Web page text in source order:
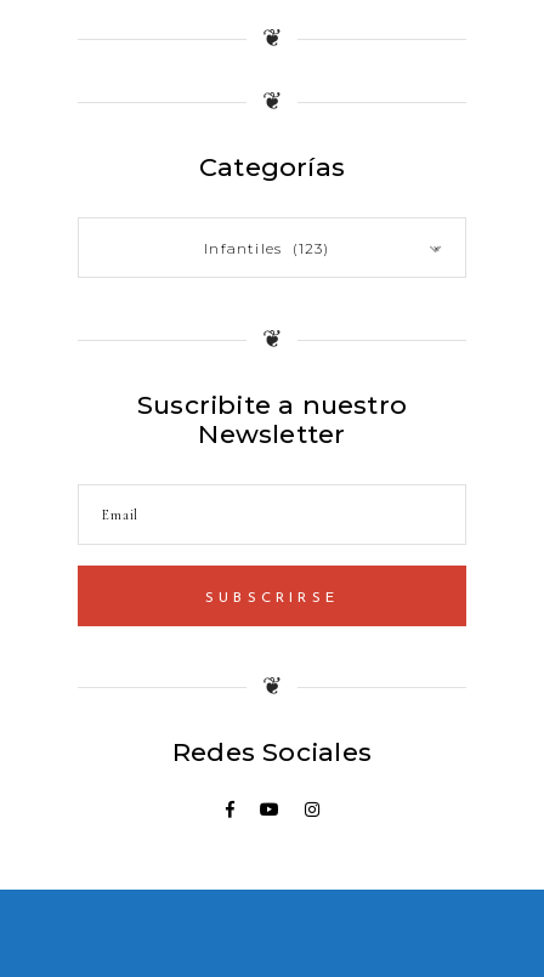
❦
❦
Categorías
×
Infantiles (123)
❦
Suscribite a nuestro
Newsletter
SUBSCRIRSE
❦
Redes Sociales